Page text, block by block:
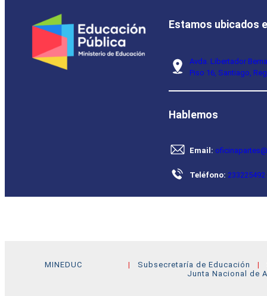
Estamos ubicados
Avda. Libertador
Piso 16, Santiago,
Hablemos
Email:
Teléfono: 233225492
MINEDUC Subsecretaría de Educación
Junta Nacional de